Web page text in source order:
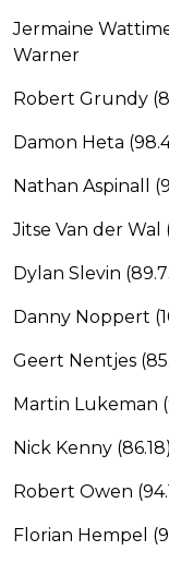
Jermaine
Warner
Robert Grundy
Damon Heta
Nathan Aspinall
Jitse Van der Wal
Dylan Slevin
Danny Noppert
Geert Nentjes
Martin Lukeman
Nick Kenny
Robert Owen
Florian Hempel